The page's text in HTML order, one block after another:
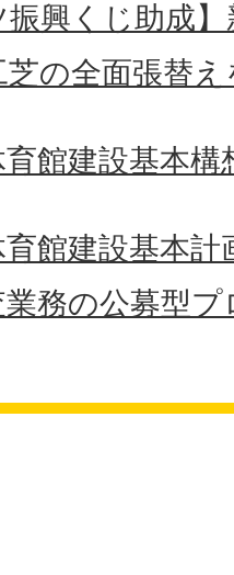
振興くじ助成
芝の全面張替
館建設基本構
館建設基本
務の公募型